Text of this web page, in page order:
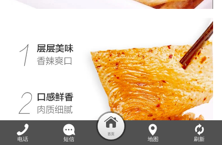
电话 短信 地图 刷新